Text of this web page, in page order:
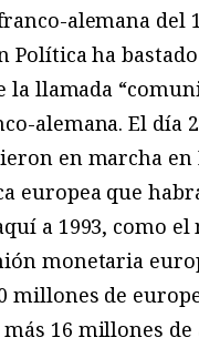
alemana del
Política ha
la llamada
alemana. El día
en marcha
europea que
a 1993, como el
monetaria
millones de
16 millones de